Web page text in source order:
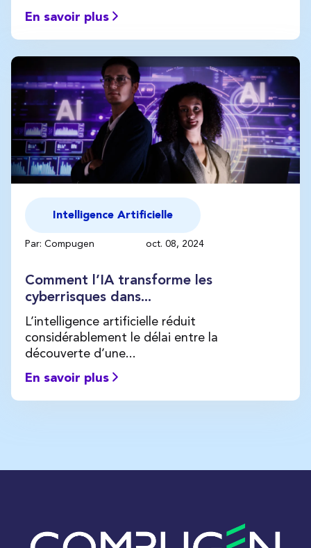
En savoir plus
Intelligence Artificielle
Par: Compugen oct. 08, 2024
Comment l’IA transforme les
cyberrisques dans...
L’intelligence artificielle réduit
considérablement le délai entre la
découverte d’une...
En savoir plus